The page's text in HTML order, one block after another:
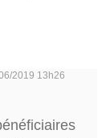
2019 13h26